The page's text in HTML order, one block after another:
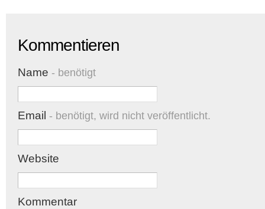
Kommentieren
Name - benötigt
Email - benötigt, wird nicht veröffentlicht.
Website
Kommentar